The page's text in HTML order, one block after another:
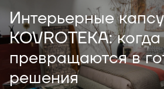
Интерьерные
KOVROTEKA:
превращаются в
решения